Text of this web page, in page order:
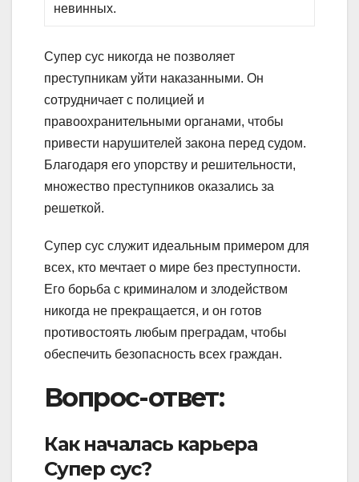
невинных.
Супер сус никогда не позволяет
преступникам уйти наказанными. Он
сотрудничает с полицией и
правоохранительными органами, чтобы
привести нарушителей закона перед судом.
Благодаря его упорству и решительности,
множество преступников оказались за
решеткой.
Супер сус служит идеальным примером для
всех, кто мечтает о мире без преступности.
Его борьба с криминалом и злодейством
никогда не прекращается, и он готов
противостоять любым преградам, чтобы
обеспечить безопасность всех граждан.
Вопрос-ответ:
Как началась карьера
Супер сус?